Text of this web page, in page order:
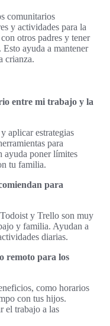
comunitarios
y actividades para la
otros padres y tener
Esto ayuda a mantener
crianza.
entre mi trabajo y la
aplicar estrategias
para
ayuda poner límites
tu familia.
para
y Trello son muy
y familia. Ayudan a
diarias.
remoto para los
como horarios
con tus hijos.
el trabajo a las